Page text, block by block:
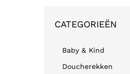
CATEGORIEËN
Baby & Kind
Doucherekken